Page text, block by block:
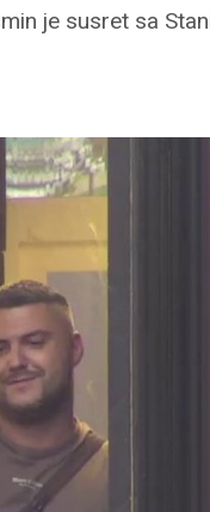
je susret sa